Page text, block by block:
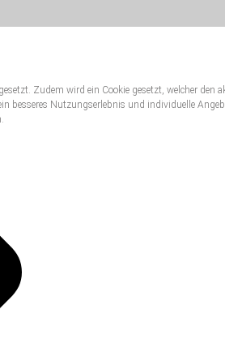
Zudem wird ein Cookie gesetzt, welcher den
besseres Nutzungserlebnis und individuelle